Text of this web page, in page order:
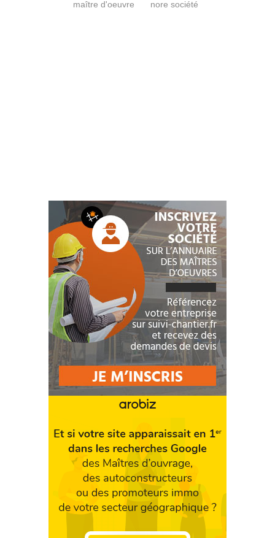
maître d'oeuvre
nore société